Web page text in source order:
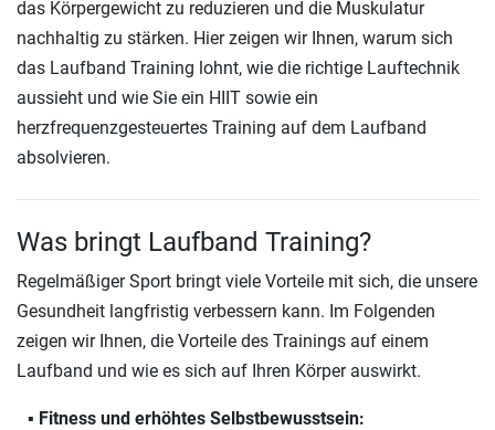
das Körpergewicht zu reduzieren und die Muskulatur
nachhaltig zu stärken. Hier zeigen wir Ihnen, warum sich
das Laufband Training lohnt, wie die richtige Lauftechnik
aussieht und wie Sie ein HIIT sowie ein
herzfrequenzgesteuertes Training auf dem Laufband
absolvieren.
Was bringt Laufband Training?
Regelmäßiger Sport bringt viele Vorteile mit sich, die unsere
Gesundheit langfristig verbessern kann. Im Folgenden
zeigen wir Ihnen, die Vorteile des Trainings auf einem
Laufband und wie es sich auf Ihren Körper auswirkt.
Fitness und erhöhtes Selbstbewusstsein: